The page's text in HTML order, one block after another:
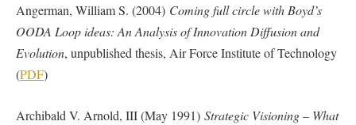
Angerman, William S. (2004) Coming full circle with Boyd’s
OODA Loop ideas: An Analysis of Innovation Diffusion and
Evolution, unpublished thesis, Air Force Institute of Technology
(PDF)
Archibald V. Arnold, III (May 1991) Strategic Visioning – What